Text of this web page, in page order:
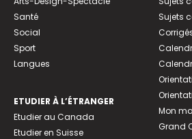
Santé
Social
Sport
Langues
ETUDIER À L’ÉTRANGER
Etudier au Canada
Etudier en Suisse
Sujets
Mon
Grand